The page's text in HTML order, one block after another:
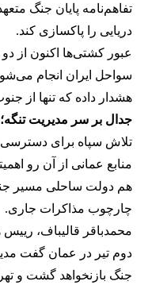
تفاهم‌نامه پایان جنگ
دریایی را پاکسازی کند.
عبور کشتی‌ها اکنون از
سواحل ایران انجام
هشدار داده که تنها از
جدال بر سر مدیریت
تلاش سپاه برای
منابع عمانی از آن رو
هم دولت ساحلی مسیر
چارچوب مذاکرات جاری.
محمدباقر قالیباف،
دوم تیر در عمان گفت
جنگ بازنخواهد گشت و